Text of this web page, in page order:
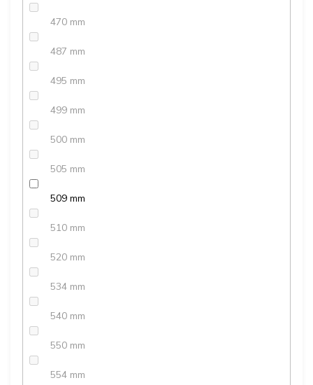
470 mm
487 mm
495 mm
499 mm
500 mm
505 mm
509 mm
510 mm
520 mm
534 mm
540 mm
550 mm
554 mm